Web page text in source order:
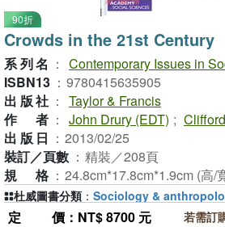
90折
Crowds in the 21st Century
系列名 ： Contemporary Issues in
ISBN13 ： 9780415635905
出版社 ： Taylor & Francis
作者 ： John Drury (EDT) ;
出版日 ： 2013/02/25
裝訂／頁數 ： 精裝／208頁
規格 ： 24.8cm*17.8cm*1.9cm (高/
定價 ：NT$ 8700 元
若需訂
杜威圖書分類 ： Sociology &